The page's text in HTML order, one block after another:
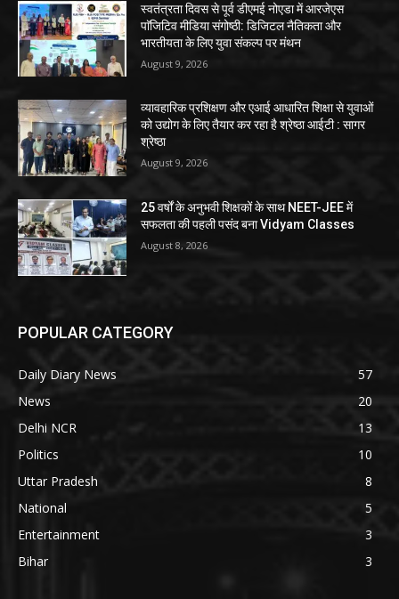
स्वतंत्रता दिवस से पूर्व डीएमई नोएडा में आरजेएस
पाॅजिटिव मीडिया संगोष्ठी: डिजिटल नैतिकता और
भारतीयता के लिए युवा संकल्प पर मंथन
August 9, 2026
व्यावहारिक प्रशिक्षण और एआई आधारित शिक्षा से युवाओं
को उद्योग के लिए तैयार कर रहा है श्रेष्ठा आईटी : सागर
श्रेष्ठा
August 9, 2026
25 वर्षों के अनुभवी शिक्षकों के साथ NEET-JEE में
सफलता की पहली पसंद बना Vidyam Classes
August 8, 2026
POPULAR CATEGORY
Daily Diary News
57
News
20
Delhi NCR
13
Politics
10
Uttar Pradesh
8
National
5
Entertainment
3
Bihar
3